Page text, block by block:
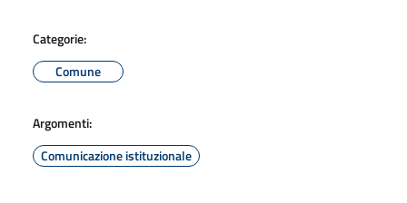
Categorie:
Comune
Argomenti:
Comunicazione istituzionale